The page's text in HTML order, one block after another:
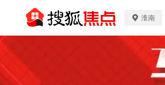
淮南